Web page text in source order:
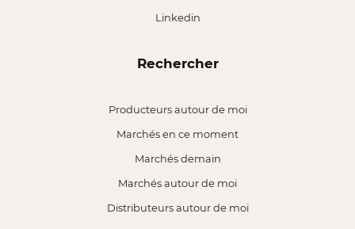
Linkedin
Rechercher
Producteurs autour de moi
Marchés en ce moment
Marchés demain
Marchés autour de moi
Distributeurs autour de moi